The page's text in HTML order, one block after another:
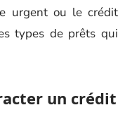
urgent ou le crédit
types de prêts qui
un crédit